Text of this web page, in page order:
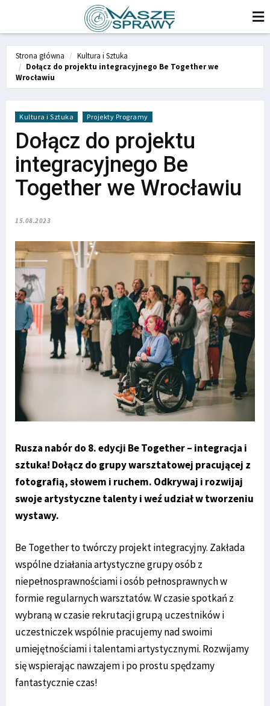
Strona główna
Kultura i Sztuka
Dołącz do projektu integracyjnego Be Together we
Wrocławiu
Kultura i Sztuka Projekty Programy
Dołącz do projektu
integracyjnego Be
Together we Wrocławiu
15.08.2023
Rusza nabór do 8. edycji Be Together – integracja i
sztuka! Dołącz do grupy warsztatowej pracującej z
fotografią, słowem i ruchem. Odkrywaj i rozwijaj
swoje artystyczne talenty i weź udział w tworzeniu
wystawy.
Be Together to twórczy projekt integracyjny. Zakłada
wspólne działania artystyczne grupy osób z
niepełnosprawnościami i osób pełnosprawnych w
formie regularnych warsztatów. W czasie spotkań z
wybraną w czasie rekrutacji grupą uczestników i
uczestniczek wspólnie pracujemy nad swoimi
umiejętnościami i talentami artystycznymi. Rozwijamy
się wspierając nawzajem i po prostu spędzamy
fantastycznie czas!